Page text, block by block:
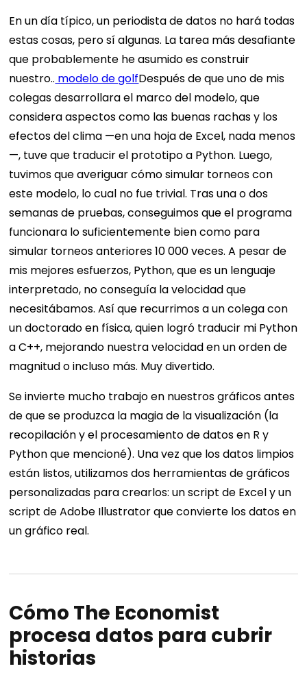
En un día típico, un periodista de datos no hará todas
estas cosas, pero sí algunas. La tarea más desafiante
que probablemente he asumido es construir
nuestro.. modelo de golfDespués de que uno de mis
colegas desarrollara el marco del modelo, que
considera aspectos como las buenas rachas y los
efectos del clima —en una hoja de Excel, nada menos
—, tuve que traducir el prototipo a Python. Luego,
tuvimos que averiguar cómo simular torneos con
este modelo, lo cual no fue trivial. Tras una o dos
semanas de pruebas, conseguimos que el programa
funcionara lo suficientemente bien como para
simular torneos anteriores 10 000 veces. A pesar de
mis mejores esfuerzos, Python, que es un lenguaje
interpretado, no conseguía la velocidad que
necesitábamos. Así que recurrimos a un colega con
un doctorado en física, quien logró traducir mi Python
a C++, mejorando nuestra velocidad en un orden de
magnitud o incluso más. Muy divertido.
Se invierte mucho trabajo en nuestros gráficos antes
de que se produzca la magia de la visualización (la
recopilación y el procesamiento de datos en R y
Python que mencioné). Una vez que los datos limpios
están listos, utilizamos dos herramientas de gráficos
personalizadas para crearlos: un script de Excel y un
script de Adobe Illustrator que convierte los datos en
un gráfico real.
Cómo The Economist
procesa datos para cubrir
historias